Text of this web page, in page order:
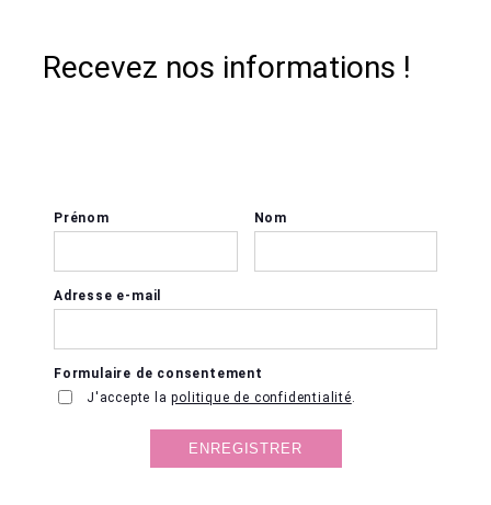
Recevez nos informations !